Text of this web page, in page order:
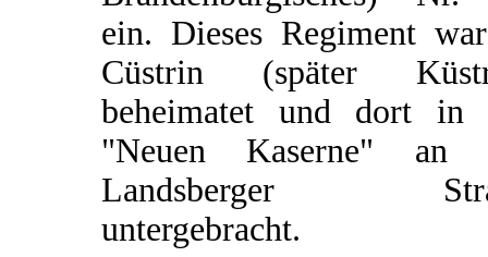
ein. Dieses Regiment
Cüstrin (später
beheimatet und dort in
"Neuen Kaserne" an
Landsberger
untergebracht.